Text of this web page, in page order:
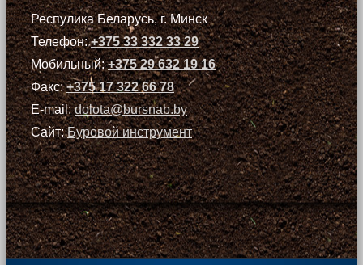
Респулика Беларусь, г. Минск
Телефон:+375 33 332 33 29
Мобильный:+375 29 632 19 16
Факс:+375 17 322 66 78
E-mail:dolota@bursnab.by
Сайт:Буровой инструмент